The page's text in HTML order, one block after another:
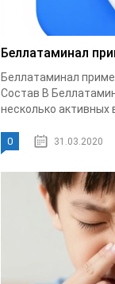
Беллатаминал
Беллатаминал
Состав В
несколько активных
0 31.03.2020